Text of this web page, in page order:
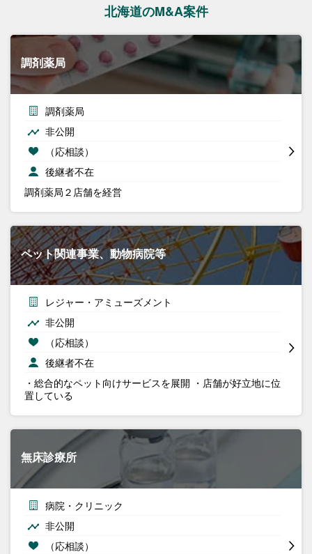
北海道のM&A案件
調剤薬局
調剤薬局
非公開
（応相談）
後継者不在
調剤薬局２店舗を経営
ペット関連事業、動物病院等
レジャー・アミューズメント
非公開
（応相談）
後継者不在
・総合的なペット向けサービスを展開 ・店舗が好立地に位
置している
無床診療所
病院・クリニック
非公開
（応相談）